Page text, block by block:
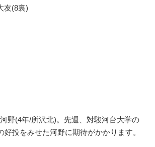
友(8裏)
野(4年/所沢北)。先週、対駿河台大学の
好投をみせた河野に期待がかかります。